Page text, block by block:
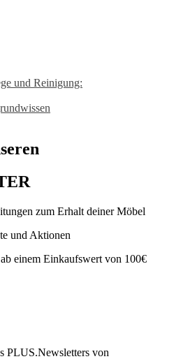
und Reinigung:
zum Erhalt deiner Möbel
und Aktionen
einem Einkaufswert von 100€
PLUS.Newsletters von